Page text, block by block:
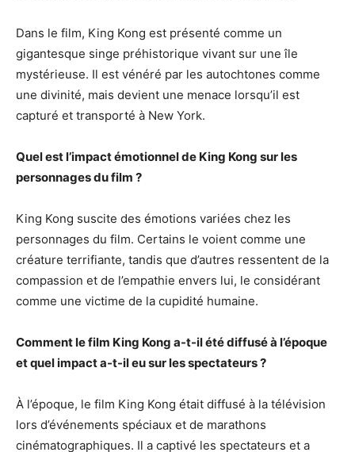
Dans le film, King Kong est présenté comme un
gigantesque singe préhistorique vivant sur une île
mystérieuse. Il est vénéré par les autochtones comme
une divinité, mais devient une menace lorsqu’il est
capturé et transporté à New York.
Quel est l’impact émotionnel de King Kong sur les
personnages du film ?
King Kong suscite des émotions variées chez les
personnages du film. Certains le voient comme une
créature terrifiante, tandis que d’autres ressentent de la
compassion et de l’empathie envers lui, le considérant
comme une victime de la cupidité humaine.
Comment le film King Kong a-t-il été diffusé à l’époque
et quel impact a-t-il eu sur les spectateurs ?
À l’époque, le film King Kong était diffusé à la télévision
lors d’événements spéciaux et de marathons
cinématographiques. Il a captivé les spectateurs et a